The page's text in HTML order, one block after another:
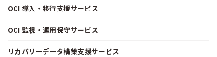
OCI 導入・移行支援サービス
OCI 監視・運用保守サービス
リカバリーデータ構築支援サービス